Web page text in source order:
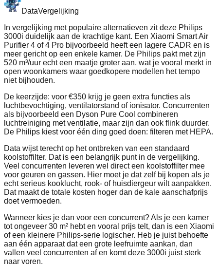
DataVergelijking
In vergelijking met populaire alternatieven zit deze Philips
3000i duidelijk aan de krachtige kant. Een Xiaomi Smart Air
Purifier 4 of 4 Pro bijvoorbeeld heeft een lagere CADR en is
meer gericht op een enkele kamer. De Philips pakt met zijn
520 m³/uur echt een maatje groter aan, wat je vooral merkt in
open woonkamers waar goedkopere modellen het tempo
niet bijhouden.
De keerzijde: voor €350 krijg je geen extra functies als
luchtbevochtiging, ventilatorstand of ionisator. Concurrenten
als bijvoorbeeld een Dyson Pure Cool combineren
luchtreiniging met ventilatie, maar zijn dan ook flink duurder.
De Philips kiest voor één ding goed doen: filteren met HEPA.
Data wijst terecht op het ontbreken van een standaard
koolstoffilter. Dat is een belangrijk punt in de vergelijking.
Veel concurrenten leveren wel direct een koolstoffilter mee
voor geuren en gassen. Hier moet je dat zelf bij kopen als je
echt serieus kooklucht, rook- of huisdiergeur wilt aanpakken.
Dat maakt de totale kosten hoger dan de kale aanschafprijs
doet vermoeden.
Wanneer kies je dan voor een concurrent? Als je een kamer
tot ongeveer 30 m² hebt en vooral prijs telt, dan is een Xiaomi
of een kleinere Philips-serie logischer. Heb je juist behoefte
aan één apparaat dat een grote leefruimte aankan, dan
vallen veel concurrenten af en komt deze 3000i juist sterk
naar voren.